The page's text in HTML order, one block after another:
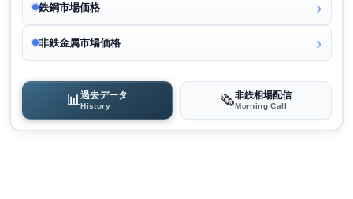
鉄鋼市場価格
非鉄金属市場価格
📊過去データ
History 🗞️非鉄相場配信
Morning Call